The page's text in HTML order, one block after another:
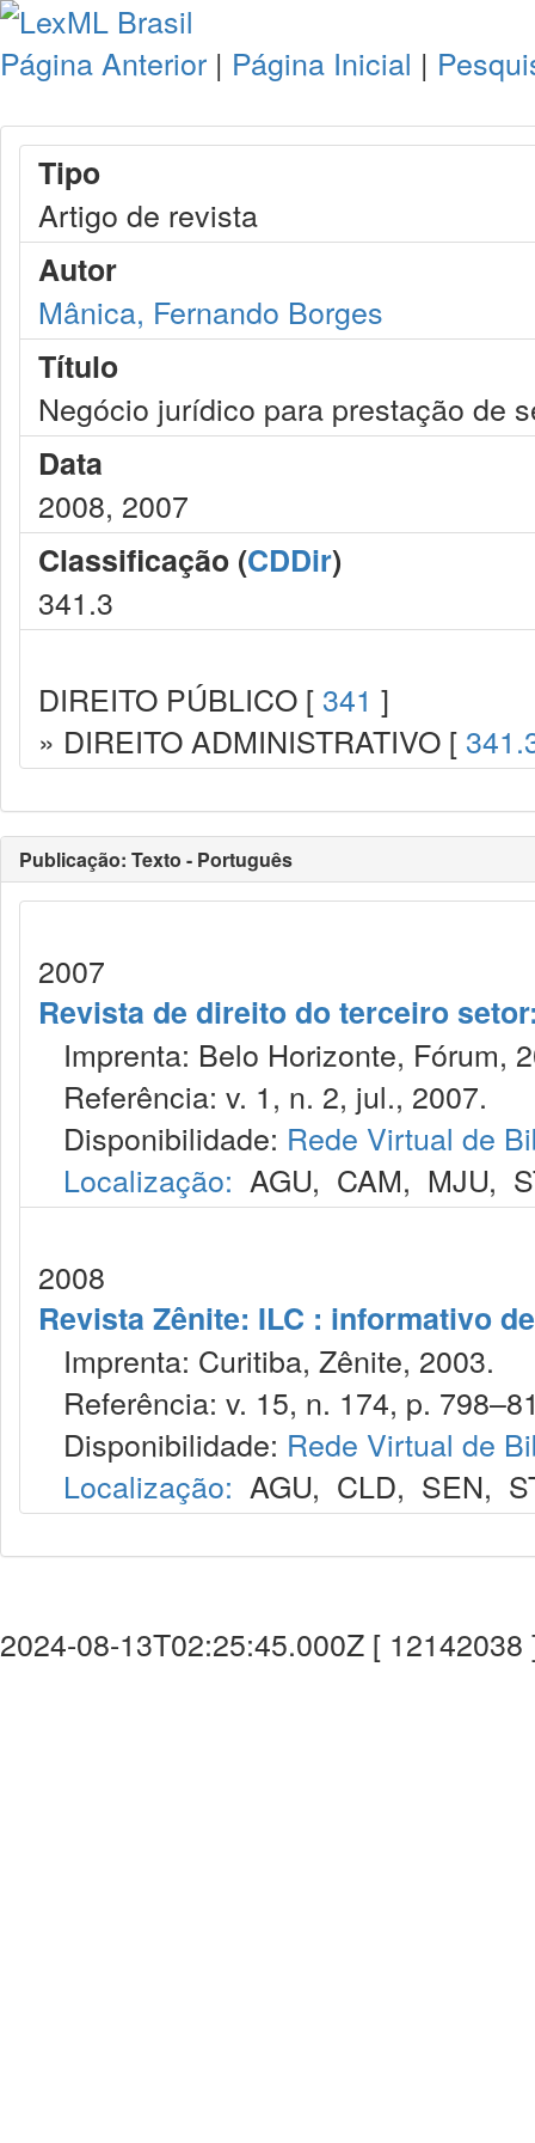
Página Anterior | Página Inicial |
Tipo
Artigo de revista
Autor
Mânica, Fernando Borges
Título
Negócio jurídico para prestação de
Data
2008, 2007
Classificação (CDDir)
341.3
DIREITO PÚBLICO [ 341 ]
» DIREITO ADMINISTRATIVO [
Publicação: Texto - Português
2007
Revista de direito do terceiro
Imprenta: Belo Horizonte, Fórum,
Referência: v. 1, n. 2, jul., 2007.
Disponibilidade: Rede Virtual de
Localização: AGU, CAM, MJU,
2008
Revista Zênite: ILC : informativo
Imprenta: Curitiba, Zênite, 2003.
Referência: v. 15, n. 174, p.
Disponibilidade: Rede Virtual de
Localização: AGU, CLD, SEN,
2024-08-13T02:25:45.000Z [ 12142038